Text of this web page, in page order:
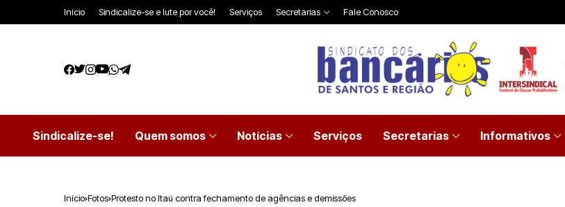
Início Sindicalize-se e lute por você! Serviços Secretarias Fale Conosco
Sindicalize-se! Quem somos Notícias Serviços Secretarias Informativos
Início Fotos Protesto no Itaú contra fechamento de agências e demissões